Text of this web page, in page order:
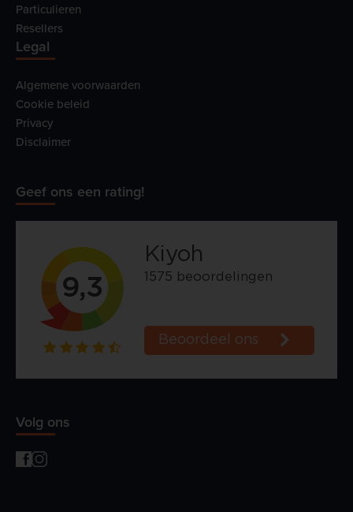
Particulieren
Resellers
Legal
Algemene voorwaarden
Cookie beleid
Privacy
Disclaimer
Geef ons een rating!
Volg ons